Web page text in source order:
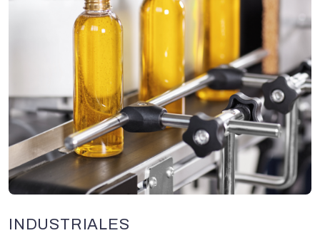
INDUSTRIALES